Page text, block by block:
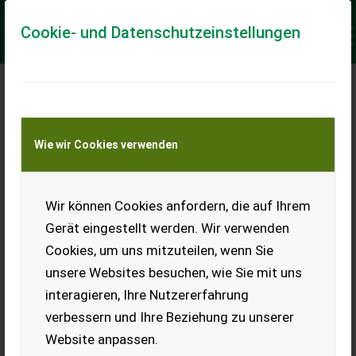
Cookie- und Datenschutzeinstellungen
Wie wir Cookies verwenden
Wir können Cookies anfordern, die auf Ihrem
Gerät eingestellt werden. Wir verwenden
Cookies, um uns mitzuteilen, wenn Sie
unsere Websites besuchen, wie Sie mit uns
interagieren, Ihre Nutzererfahrung
verbessern und Ihre Beziehung zu unserer
Website anpassen.
Meine Transportkostenanfrage
Transport von Land- und Baumaschinen –
KEINE Tiertransporte
Ladeort
Ort